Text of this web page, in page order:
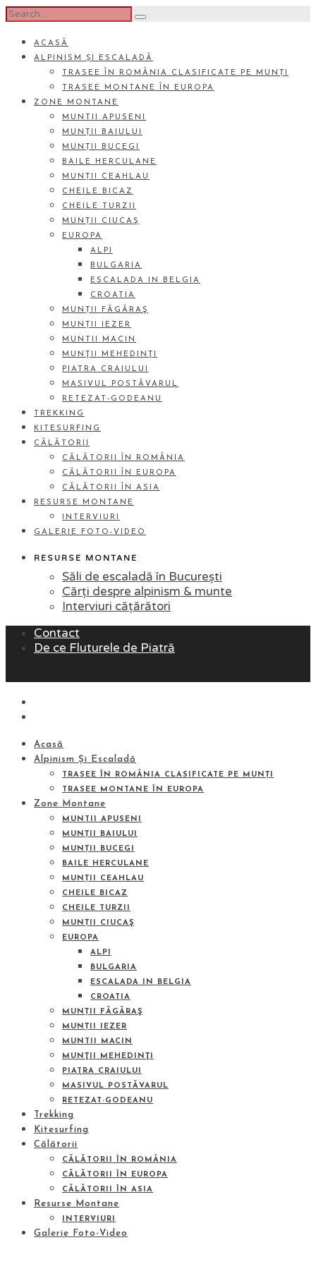
ACASĂ
ALPINISM ȘI ESCALADĂ
TRASEE ÎN ROMÂNIA CLASIFICATE PE MUNȚI
TRASEE MONTANE ÎN EUROPA
ZONE MONTANE
MUNTII APUSENI
MUNȚII BAIULUI
MUNȚII BUCEGI
BAILE HERCULANE
MUNȚII CEAHLAU
CHEILE BICAZ
CHEILE TURZII
MUNȚII CIUCAŞ
EUROPA
ALPI
BULGARIA
ESCALADA IN BELGIA
CROATIA
MUNȚII FĂGĂRAŞ
MUNȚII IEZER
MUNTII MACIN
MUNŢII MEHEDINŢI
PIATRA CRAIULUI
MASIVUL POSTĂVARUL
RETEZAT-GODEANU
TREKKING
KITESURFING
CĂLĂTORII
CĂLĂTORII ÎN ROMÂNIA
CĂLĂTORII ÎN EUROPA
CĂLĂTORII ÎN ASIA
RESURSE MONTANE
INTERVIURI
GALERIE FOTO-VIDEO
RESURSE MONTANE
Săli de escaladă în București
Cărți despre alpinism & munte
Interviuri cățărători
Contact
De ce Fluturele de Piatră
Acasă
Alpinism Și Escaladă
TRASEE ÎN ROMÂNIA CLASIFICATE PE MUNȚI
TRASEE MONTANE ÎN EUROPA
Zone Montane
MUNTII APUSENI
MUNȚII BAIULUI
MUNȚII BUCEGI
BAILE HERCULANE
MUNȚII CEAHLAU
CHEILE BICAZ
CHEILE TURZII
MUNȚII CIUCAŞ
EUROPA
ALPI
BULGARIA
ESCALADA IN BELGIA
CROATIA
MUNȚII FĂGĂRAŞ
MUNȚII IEZER
MUNTII MACIN
MUNŢII MEHEDINŢI
PIATRA CRAIULUI
MASIVUL POSTĂVARUL
RETEZAT-GODEANU
Trekking
Kitesurfing
Călătorii
CĂLĂTORII ÎN ROMÂNIA
CĂLĂTORII ÎN EUROPA
CĂLĂTORII ÎN ASIA
Resurse Montane
INTERVIURI
Galerie Foto-Video